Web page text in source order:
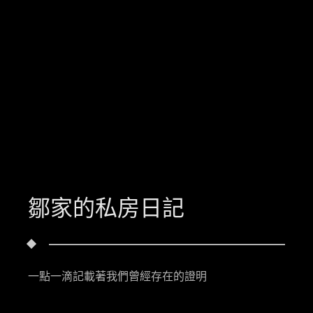
鄒家的私房日記
一點一滴記載著我們曾經存在的證明